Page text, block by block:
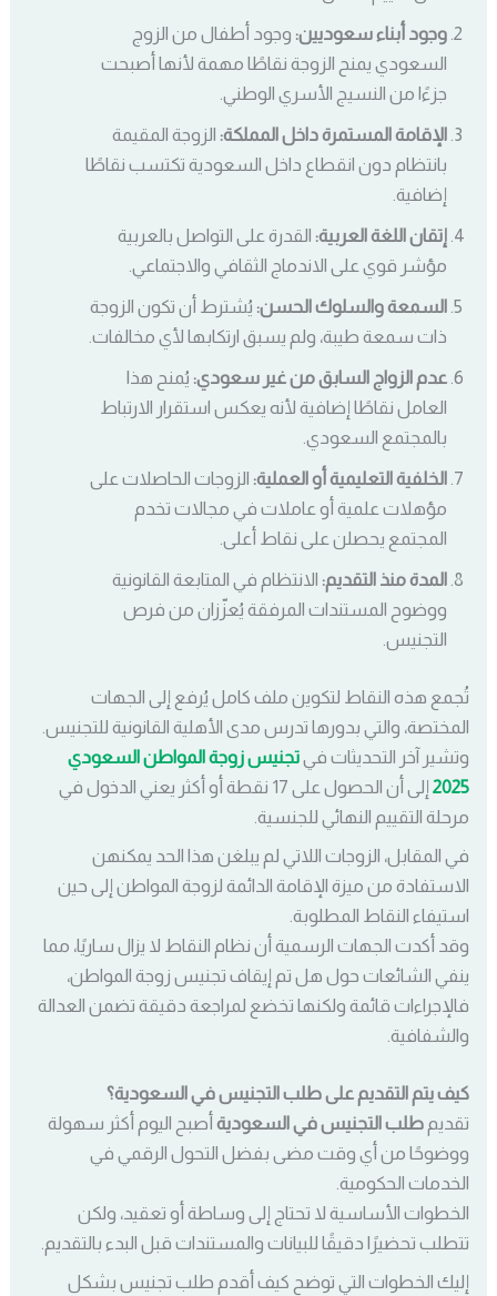
وجود أبناء سعوديين: وجود أطفال من الزوج
السعودي يمنح الزوجة نقاطًا مهمة لأنها أصبحت
جزءًا من النسيج الأسري الوطني.
الإقامة المستمرة داخل المملكة: الزوجة المقيمة
بانتظام دون انقطاع داخل السعودية تكتسب نقاطًا
إضافية.
إتقان اللغة العربية: القدرة على التواصل بالعربية
مؤشر قوي على الاندماج الثقافي والاجتماعي.
السمعة والسلوك الحسن: يُشترط أن تكون الزوجة
ذات سمعة طيبة، ولم يسبق ارتكابها لأي مخالفات.
عدم الزواج السابق من غير سعودي: يُمنح هذا
العامل نقاطًا إضافية لأنه يعكس استقرار الارتباط
بالمجتمع السعودي.
الخلفية التعليمية أو العملية: الزوجات الحاصلات على
مؤهلات علمية أو عاملات في مجالات تخدم
المجتمع يحصلن على نقاط أعلى.
المدة منذ التقديم: الانتظام في المتابعة القانونية
ووضوح المستندات المرفقة يُعزّزان من فرص
التجنيس.
تُجمع هذه النقاط لتكوين ملف كامل يُرفع إلى الجهات
المختصة، والتي بدورها تدرس مدى الأهلية القانونية للتجنيس.
وتشير آخر التحديثات فيتجنيس زوجة المواطن السعودي
2025
إلى أن الحصول على 17 نقطة أو أكثر يعني الدخول في
مرحلة التقييم النهائي للجنسية.
في المقابل، الزوجات اللاتي لم يبلغن هذا الحد يمكنهن
الاستفادة من ميزة الإقامة الدائمة لزوجة المواطن إلى حين
استيفاء النقاط المطلوبة.
وقد أكدت الجهات الرسمية أن نظام النقاط لا يزال ساريًا، مما
ينفي الشائعات حول هل تم إيقاف تجنيس زوجة المواطن،
فالإجراءات قائمة ولكنها تخضع لمراجعة دقيقة تضمن العدالة
والشفافية.
كيف يتم التقديم على طلب التجنيس في السعودية؟
تقديمطلب التجنيس في السعودية أصبح اليوم أكثر سهولة
ووضوحًا من أي وقت مضى بفضل التحول الرقمي في
الخدمات الحكومية.
الخطوات الأساسية لا تحتاج إلى وساطة أو تعقيد، ولكن
تتطلب تحضيرًا دقيقًا للبيانات والمستندات قبل البدء بالتقديم.
إليك الخطوات التي توضح كيف أقدم طلب تجنيس بشكل